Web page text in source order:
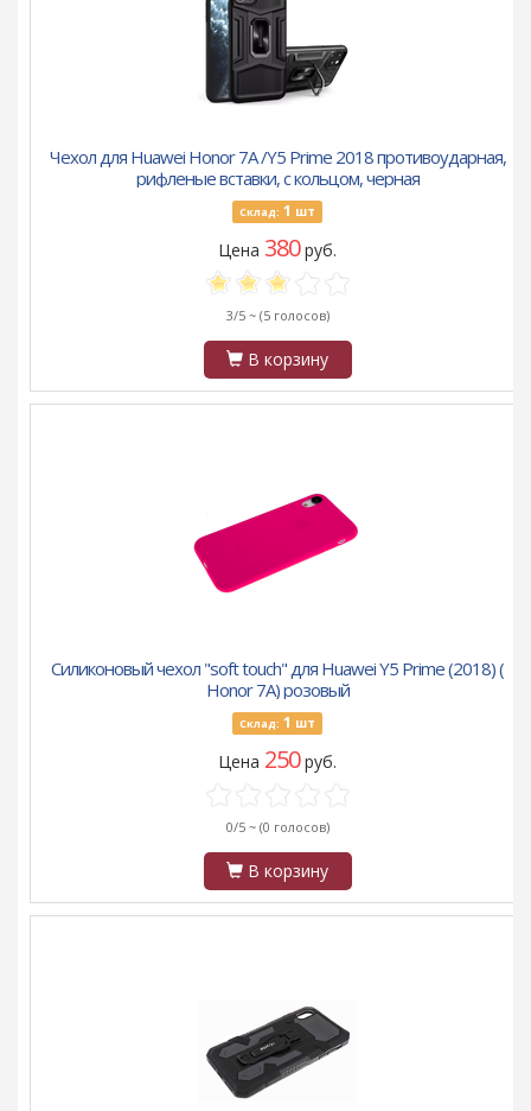
Чехол для Huawei Honor 7A /Y5 Prime 2018 противоударная,
рифленые вставки, с кольцом, черная
Склад: 1 шт
Цена 380руб.
3/5 ~ (5 голосов)
В корзину
Силиконовый чехол "soft touch" для Huawei Y5 Prime (2018) (
Honor 7A) розовый
Склад: 1 шт
Цена 250руб.
0/5 ~ (0 голосов)
В корзину